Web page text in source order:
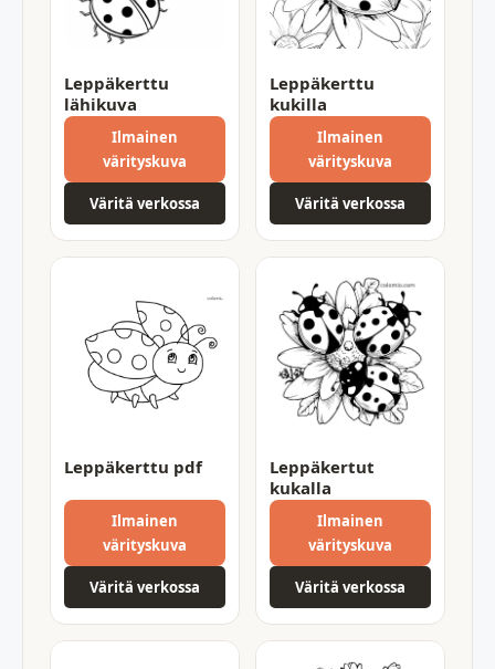
Leppäkerttu
lähikuva
Ilmainen
värityskuva
Väritä verkossa
Leppäkerttu
kukilla
Ilmainen
värityskuva
Väritä verkossa
Leppäkerttu pdf
Ilmainen
värityskuva
Väritä verkossa
Leppäkertut
kukalla
Ilmainen
värityskuva
Väritä verkossa